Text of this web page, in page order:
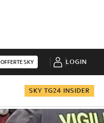
OFFERTE SKY LOGIN
SKY TG24 INSIDER